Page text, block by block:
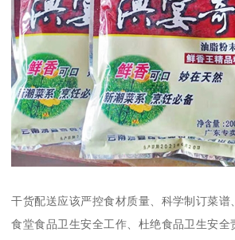
干货配送应该严控食材质量、科学制订菜谱
食堂食品卫生安全工作、杜绝食品卫生安全